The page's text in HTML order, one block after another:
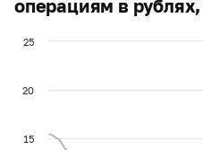
операциям в рублях,
15
20
25